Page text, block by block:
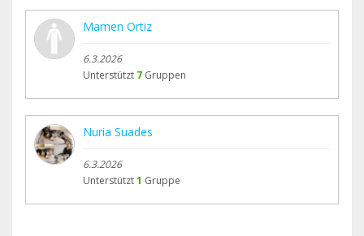
Mamen Ortiz
6.3.2026
Unterstützt 7 Gruppen
Nuria Suades
6.3.2026
Unterstützt1 Gruppe